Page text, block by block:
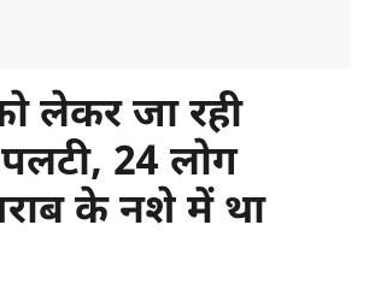
लेकर जा रही
24 लोग
के नशे में था